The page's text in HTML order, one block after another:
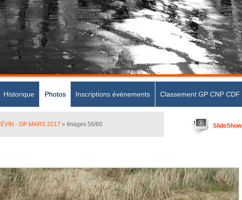
Historique Photos Inscriptions évènements Classement GP CNP CDF
- GP MARS 2017 » Images 56/60 SlideShow